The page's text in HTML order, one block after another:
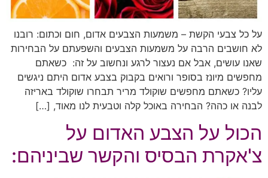
על כל צבעי הקשת – משמעות הצבעים אדום, חום וכתום: רובנו
לא חושבים הרבה על משמעות הצבעים והשפעתם על הבחירות
שאנו עושים, אבל אם נעצור לרגע ונחשוב על זה: כשאתם
מחפשים מיונז בסופר ורואים בקבוק בצבע אדום היתם ניגשים
עליו? כשאתם מחפשים שוקולד מריר תבחרו שוקולד באריזה
לבנה או כהה? הבחירה באוכל קלה וטבעית לנו מאוד, […]
הכול על הצבע האדום על
צ'אקרת הבסיס והקשר שביניהם: